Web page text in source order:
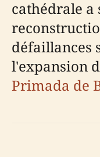
cathédrale
défaillances
l'expansion
Primada de